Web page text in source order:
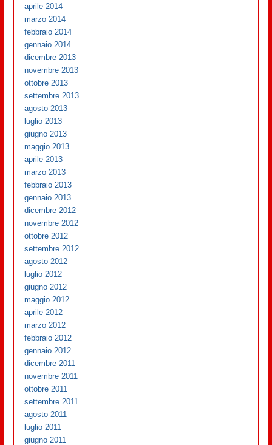
aprile 2014
marzo 2014
febbraio 2014
gennaio 2014
dicembre 2013
novembre 2013
ottobre 2013
settembre 2013
agosto 2013
luglio 2013
giugno 2013
maggio 2013
aprile 2013
marzo 2013
febbraio 2013
gennaio 2013
dicembre 2012
novembre 2012
ottobre 2012
settembre 2012
agosto 2012
luglio 2012
giugno 2012
maggio 2012
aprile 2012
marzo 2012
febbraio 2012
gennaio 2012
dicembre 2011
novembre 2011
ottobre 2011
settembre 2011
agosto 2011
luglio 2011
giugno 2011